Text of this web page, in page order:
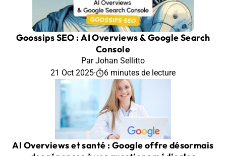
Goossips SEO : AI Overviews & Google Search
Console
Par Johan Sellitto
21 Oct 2025· 6 minutes de lecture
AI Overviews et santé : Google offre désormais